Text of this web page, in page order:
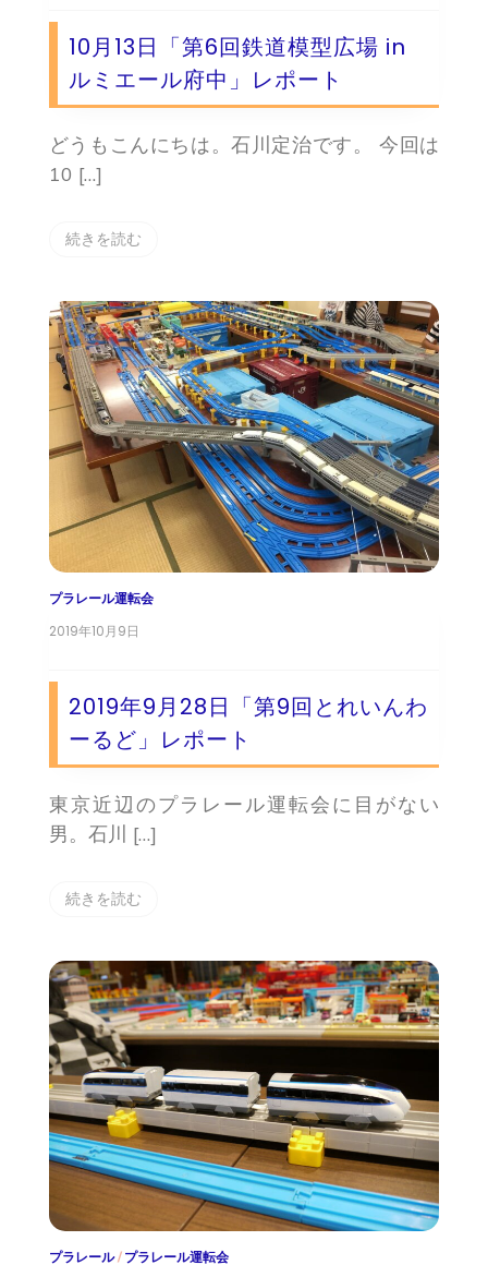
10月13日「第6回鉄道模型広場 in
ルミエール府中」レポート
どうもこんにちは。石川定治です。 今回は
10 […]
続きを読む
プラレール運転会
2019年10月9日
2019年9月28日「第9回とれいんわ
ーるど」レポート
東京近辺のプラレール運転会に目がない
男。石川 […]
続きを読む
プラレール/ プラレール運転会